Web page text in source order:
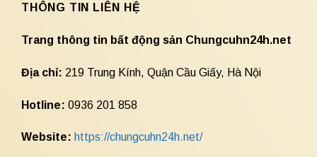
THÔNG TIN LIÊN HỆ
Trang thông tin bất động sản Chungcuhn24h.net
Địa chỉ: 219 Trung Kính, Quận Cầu Giấy, Hà Nội
Hotline: 0936 201 858
Website: https://chungcuhn24h.net/